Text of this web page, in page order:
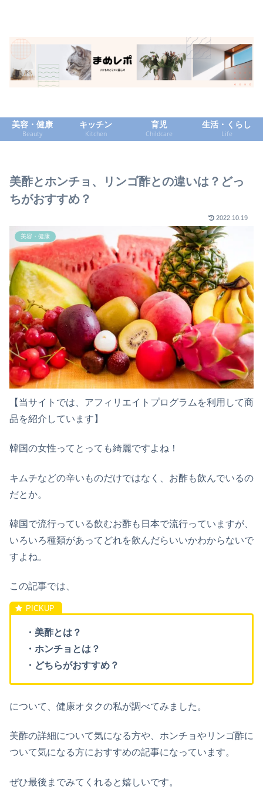
美容・健康
Beauty
キッチン
Kitchen
育児
Childcare
生活・くらし
Life
美酢とホンチョ、リンゴ酢との違いは？どっ
ちがおすすめ？
2022.10.19
美容・健康
【当サイトでは、アフィリエイトプログラムを利用して商
品を紹介しています】
韓国の女性ってとっても綺麗ですよね！
キムチなどの辛いものだけではなく、お酢も飲んでいるの
だとか。
韓国で流行っている飲むお酢も日本で流行っていますが、
いろいろ種類があってどれを飲んだらいいかわからないで
すよね。
この記事では、
・美酢とは？
・ホンチョとは？
・どちらがおすすめ？
について、健康オタクの私が調べてみました。
美酢の詳細について気になる方や、ホンチョやリンゴ酢に
ついて気になる方におすすめの記事になっています。
ぜひ最後までみてくれると嬉しいです。